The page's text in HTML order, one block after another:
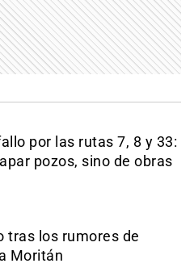
por las rutas 7, 8 y 33:
pozos, sino de obras
tras los rumores de
Moritán